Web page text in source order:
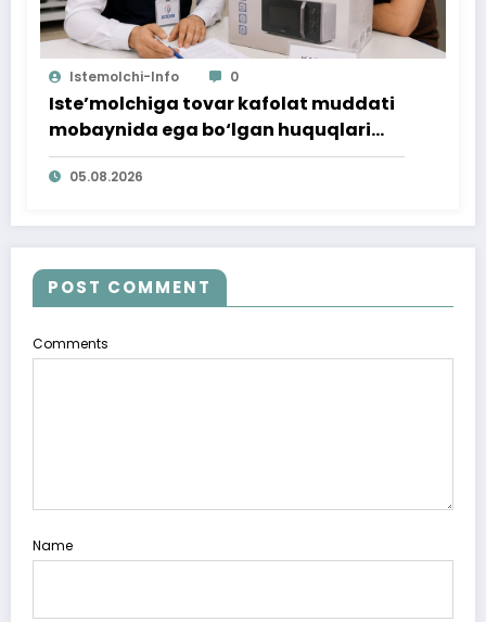
Istemolchi-Info 0
Iste’molchiga tovar kafolat muddati
mobaynida ega bo‘lgan huquqlari
ta’minlab berildi
05.08.2026
POST COMMENT
Comments
Name